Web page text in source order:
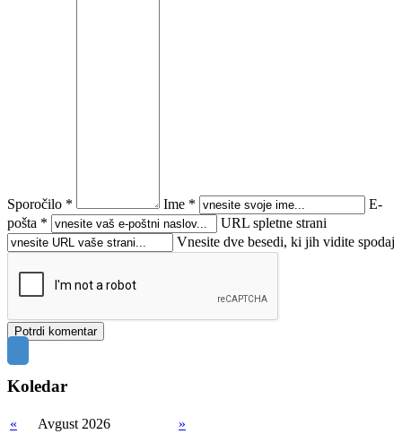
Sporočilo * Ime *
E-
pošta *
URL spletne strani
Vnesite dve besedi, ki jih vidite spodaj
Koledar
« Avgust 2026
»